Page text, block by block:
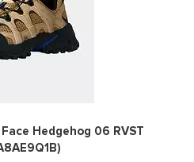
0
Hedgehog 06 RVST